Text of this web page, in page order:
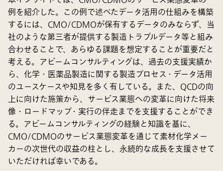
例を紹介した。この例で述べたデータ活用の仕組みを構築
するには、CMO/CDMOが保有するデータのみならず、当
社のような第三者が提供する製造トラブルデータ等と組み
合わせることで、あらゆる課題を想定することが重要だと
考える。アビームコンサルティングは、過去の支援実績か
ら、化学・医薬品製造に関する製造プロセス・データ活用
のユースケースや知見を多く有している。また、QCDの向
上に向けた施策から、サービス業態への変革に向けた将来
像・ロードマップ・実行の伴走までを支援することができ
る。アビームコンサルティングの経験と知識を基に、
CMO/CDMOのサービス業態変革を通じて素材化学メー
カーの次世代の収益の柱とし、永続的な成長を支援させて
いただければ幸いである。